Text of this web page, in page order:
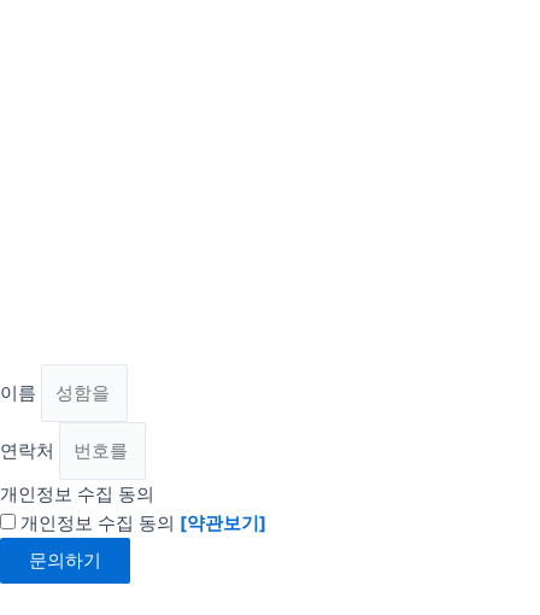
이름
연락처
개인정보 수집 동의
개인정보 수집 동의 [약관보기]
문의하기